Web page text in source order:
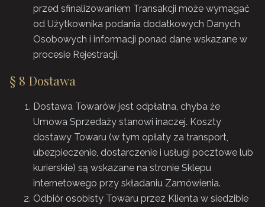
przed sfinalizowaniem Transakcji może wymagać
od Użytkownika podania dodatkowych Danych
Osobowych i informacji ponad dane wskazane w
procesie Rejestracji.
§ 8 Dostawa
Dostawa Towarów jest odpłatna, chyba że
Umowa Sprzedaży stanowi inaczej. Koszty
dostawy Towaru (w tym opłaty za transport,
ubezpieczenie, dostarczenie i usługi pocztowe lub
kurierskie) są wskazane na stronie Sklepu
internetowego przy składaniu Zamówienia.
Odbiór osobisty Towaru przez Klienta w siedzibie